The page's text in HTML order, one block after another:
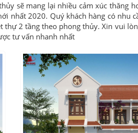
sẽ mang lại nhiều cảm xúc thăng
nhất 2020. Quý khách hàng có nhu
thự 2 tầng theo phong thủy. Xin vui
tư vấn nhanh nhất